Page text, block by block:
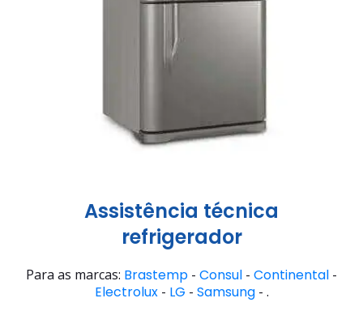
Assistência técnica
refrigerador
Para as marcas: Brastemp - Consul - Continental -
Electrolux- LG - Samsung- .